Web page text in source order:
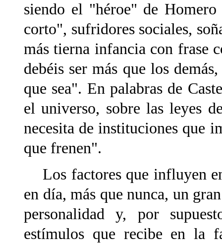
siendo el "héroe" de
corto", sufridores sociales,
más tierna infancia con frase
debéis ser más que los
que sea". En palabras de
el universo, sobre las leyes
necesita de instituciones que
que frenen".
Los factores que influyen
en día, más que nunca, un
personalidad y, por
estímulos que recibe en la